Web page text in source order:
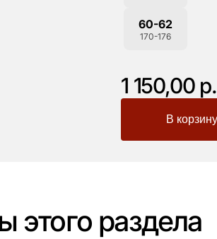
60-62
170-176
1 150,00 р.
этого раздела